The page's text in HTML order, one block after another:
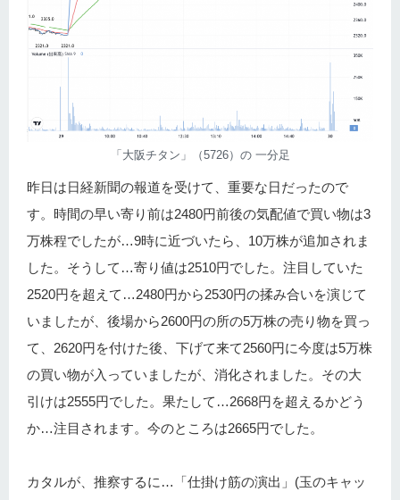
「大阪チタン」（5726）の 一分足
昨日は日経新聞の報道を受けて、重要な日だったので
す。時間の早い寄り前は2480円前後の気配値で買い物は3
万株程でしたが…9時に近づいたら、10万株が追加されま
した。そうして…寄り値は2510円でした。注目していた
2520円を超えて…2480円から2530円の揉み合いを演じて
いましたが、後場から2600円の所の5万株の売り物を買っ
て、2620円を付けた後、下げて来て2560円に今度は5万株
の買い物が入っていましたが、消化されました。その大
引けは2555円でした。果たして…2668円を超えるかどう
か…注目されます。今のところは2665円でした。
カタルが、推察するに…「仕掛け筋の演出」(玉のキャッ